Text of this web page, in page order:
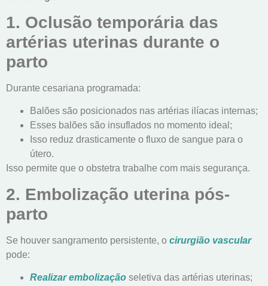
1. Oclusão temporária das
artérias uterinas durante o
parto
Durante cesariana programada:
Balões são posicionados nas artérias ilíacas internas;
Esses balões são insuflados no momento ideal;
Isso reduz drasticamente o fluxo de sangue para o
útero.
Isso permite que o obstetra trabalhe com mais segurança.
2. Embolização uterina pós-
parto
Se houver sangramento persistente, o cirurgião vascular
pode:
Realizar embolização seletiva das artérias uterinas;